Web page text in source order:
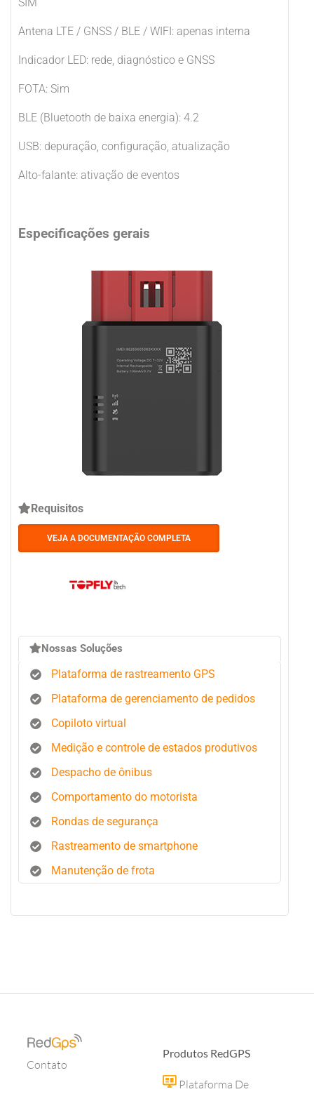
Antena LTE / GNSS / BLE / WIFI: apenas interna
Indicador LED: rede, diagnóstico e GNSS
FOTA: Sim
BLE (Bluetooth de baixa energia): 4.2
USB: depuração, configuração, atualização
Alto-falante: ativação de eventos
Especificações gerais
Requisitos
VEJA A DOCUMENTAÇÃO COMPLETA
Nossas Soluções
Plataforma de rastreamento GPS
Plataforma de gerenciamento de pedidos
Copiloto virtual
Medição e controle de estados produtivos
Despacho de ônibus
Comportamento do motorista
Rondas de segurança
Rastreamento de smartphone
Manutenção de frota
Contato
Produtos RedGPS
Plataforma De